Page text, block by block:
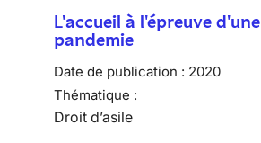
L'accueil à l'épreuve d'une
pandemie
Date de publication : 2020
Thématique :
Droit d’asile